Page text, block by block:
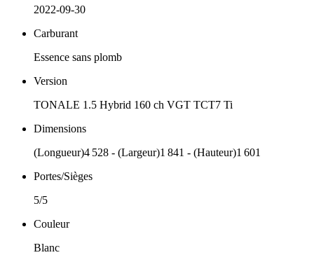
2022-09-30
Carburant
Essence sans plomb
Version
TONALE 1.5 Hybrid 160 ch VGT TCT7 Ti
Dimensions
(Longueur)4 528 - (Largeur)1 841 - (Hauteur)1 601
Portes/Sièges
5/5
Couleur
Blanc